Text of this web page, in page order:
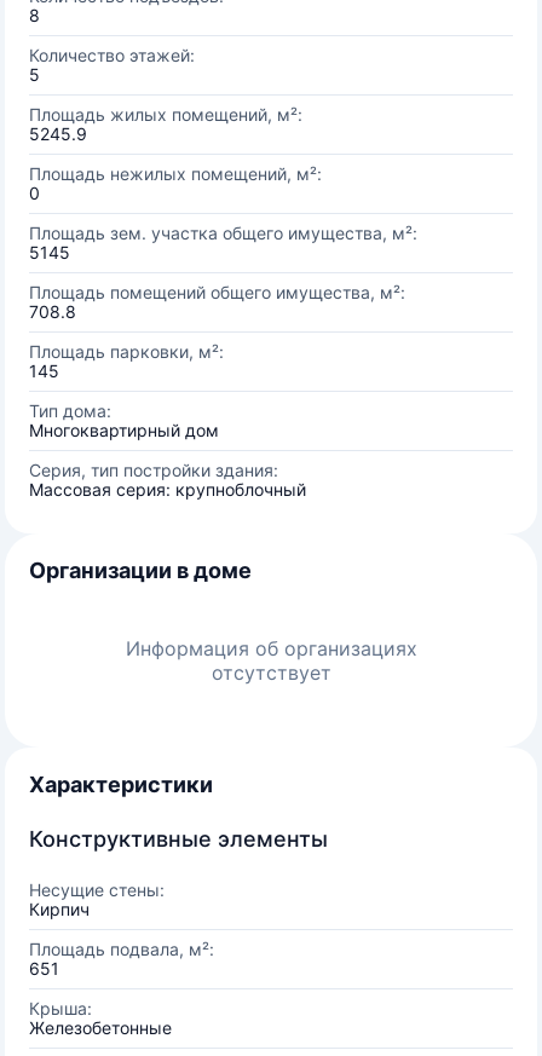
8
Количество этажей:
5
Площадь жилых помещений, м²:
5245.9
Площадь нежилых помещений, м²:
0
Площадь зем. участка общего имущества, м²:
5145
Площадь помещений общего имущества, м²:
708.8
Площадь парковки, м²:
145
Тип дома:
Многоквартирный дом
Серия, тип постройки здания:
Массовая серия: крупноблочный
Организации в доме
Информация об организациях
отсутствует
Характеристики
Конструктивные элементы
Несущие стены:
Кирпич
Площадь подвала, м²:
651
Крыша:
Железобетонные